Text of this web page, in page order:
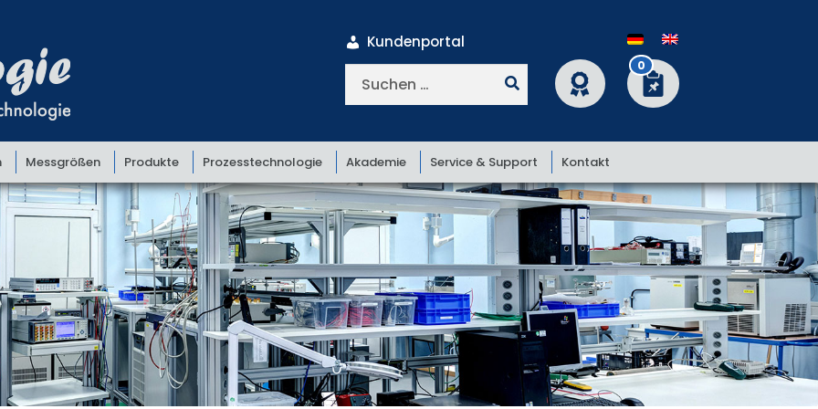
Kundenportal
Suchen
0
Messgrößen Produkte Prozesstechnologie Akademie Service & Support Kontakt